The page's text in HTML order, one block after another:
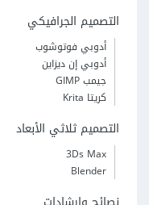
التصميم الجرافيكي
أدوبي فوتوشوب
أدوبي إن ديزاين
جيمب GIMP
كريتا Krita
التصميم ثلاثي الأبعاد
3Ds Max
Blender